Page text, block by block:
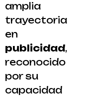
amplia
trayectoria
en
publicidad,
reconocido
por su
capacidad